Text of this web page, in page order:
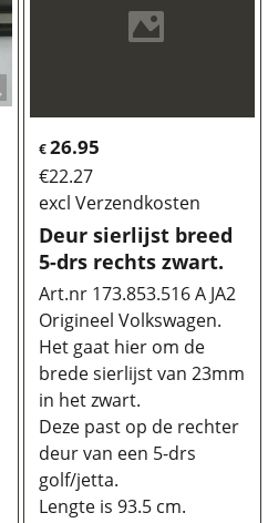
€26.95
€22.27
excl Verzendkosten
Deur sierlijst breed
5-drs rechts zwart.
Art.nr 173.853.516 A JA2
Origineel Volkswagen.
Het gaat hier om de
brede sierlijst van 23mm
in het zwart.
Deze past op de rechter
deur van een 5-drs
golf/jetta.
Lengte is 93.5 cm.